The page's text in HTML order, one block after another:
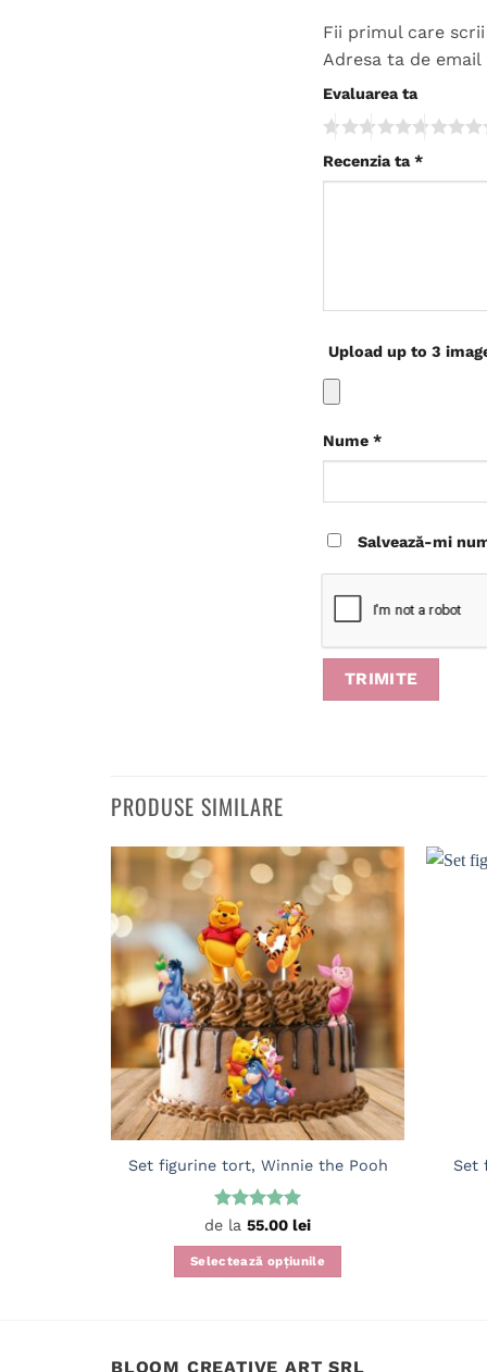
Fii primul care
Adresa ta de
Evaluarea ta
Recenzia ta *
Upload up to 3
Nume *
Salvează-mi
PRODUSE SIMILARE
Set figurine tort, Winnie the Pooh
Evaluat la
de la 55.00 lei
Selectează opțiunile
mai
Set
BLOOM CREATIVE ART SRL